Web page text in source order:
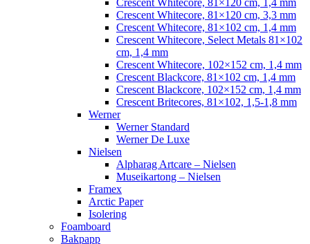
Crescent Whitecore, 81×120 cm, 1,4 mm
Crescent Whitecore, 81×120 cm, 3,3 mm
Crescent Whitecore, 81×102 cm, 1,4 mm
Crescent Whitecore, Select Metals 81×102
cm, 1,4 mm
Crescent Whitecore, 102×152 cm, 1,4 mm
Crescent Blackcore, 81×102 cm, 1,4 mm
Crescent Blackcore, 102×152 cm, 1,4 mm
Crescent Britecores, 81×102, 1,5-1,8 mm
Werner
Werner Standard
Werner De Luxe
Nielsen
Alpharag Artcare – Nielsen
Museikartong – Nielsen
Framex
Arctic Paper
Isolering
Foamboard
Bakpapp